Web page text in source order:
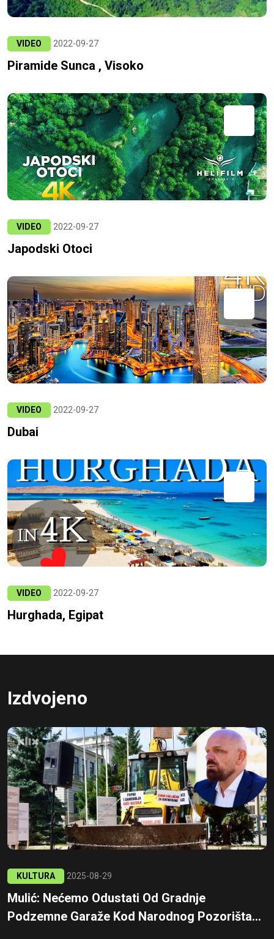
VIDEO 2022-09-27
Piramide Sunca , Visoko
VIDEO 2022-09-27
Japodski Otoci
VIDEO 2022-09-27
Dubai
VIDEO 2022-09-27
Hurghada, Egipat
Izdvojeno
KULTURA 2025-08-29
Mulić: Nećemo Odustati Od Gradnje
Podzemne Garaže Kod Narodnog Pozorišta...